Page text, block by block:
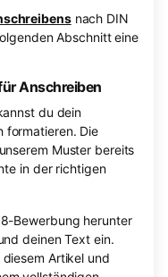
nach DIN
Abschnitt eine
Anschreiben
du dein
formatieren. Die
Muster bereits
in der richtigen
Bewerbung herunter
deinen Text ein.
Artikel und